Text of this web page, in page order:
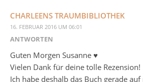
CHARLEENS TRAUMBIBLIOTHEK
16. FEBRUAR 2016 UM 06:01
ANTWORTEN
Guten Morgen Susanne ♥
Vielen Dank für deine tolle Rezension!
Ich habe deshalb das Buch gerade